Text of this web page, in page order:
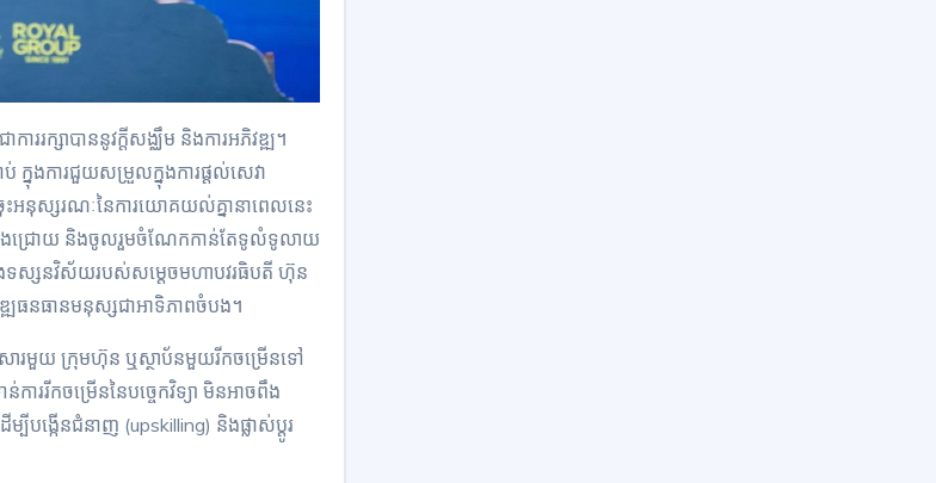
ការរក្សាបាននូវក្តីសង្ឈឹម និងការអភិវឌ្ឍ។
ក្នុងការជួយសម្រួលក្នុងការផ្តល់សេវា
ះអនុស្សរណៈនៃការយោគយល់គ្នានាពេលនេះ
ប់ជ្រុងជ្រោយ និងចូលរួមចំណែកកាន់តែទូលំទូលាយ
ងទស្សនវិស័យរបស់សម្តេចមហាបវរធិបតី ហ៊ុន
ឍធនធានមនុស្សជាអាទិភាពចំបង។
រួសារមួយ ក្រុមហ៊ុន ឬស្ថាប័នមួយរីកចម្រើនទៅ
ាររីកចម្រើននៃបច្ចេកវិទ្យា មិនអាចពឹង
បីបង្កើនជំនាញ (upskilling) និងផ្លាស់ប្តូរ